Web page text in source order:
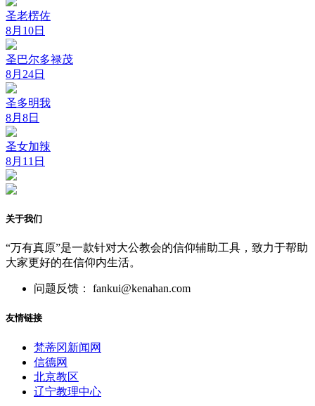
圣老楞佐
8月10日
圣巴尔多禄茂
8月24日
圣多明我
8月8日
圣女加辣
8月11日
关于我们
“万有真原”是一款针对大公教会的信仰辅助工具，致力于帮助
大家更好的在信仰内生活。
问题反馈： fankui@kenahan.com
友情链接
梵蒂冈新闻网
信德网
北京教区
辽宁教理中心